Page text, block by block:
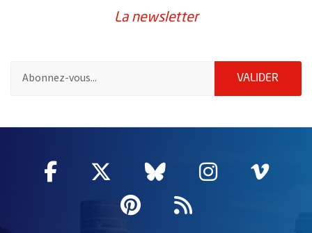
La newsletter
VALIDER
Facebook
, Ouvre une nouvelle fenêtre
Twitter
, Ouvre une nouvelle
Bluesky
, Ouvre une
Instagram
, Ouvre
,
Pinterest
, Ouvre une
Flux RSS